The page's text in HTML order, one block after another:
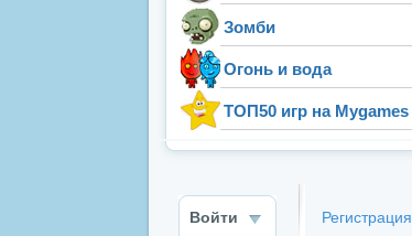
Зомби
Огонь и вода
ТОП50 игр на Mygames
Войти Регистрация